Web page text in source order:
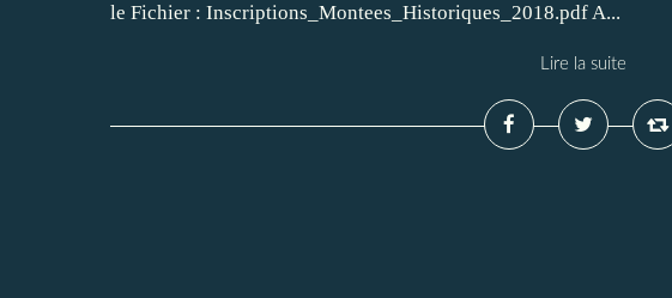
le Fichier : Inscriptions_Montees_Historiques_2018.pdf A...
Lire la suite